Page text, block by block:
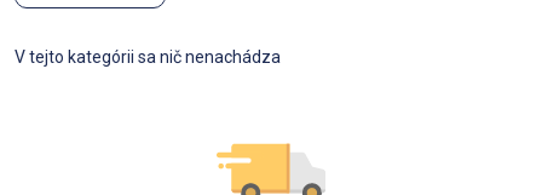
Kofeín, taurín a zelený čaj
Citrulín a arginín– na lepšie prekrvenie svalov a svalovú
– na zvýšenie sily a výbušnosti
– na regeneráciu a ochranu svalov
V tejto kategórii sa nič nenachádza